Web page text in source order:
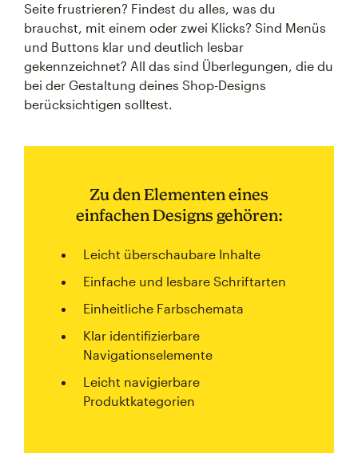
Seite frustrieren? Findest du alles, was du
brauchst, mit einem oder zwei Klicks? Sind Menüs
und Buttons klar und deutlich lesbar
gekennzeichnet? All das sind Überlegungen, die du
bei der Gestaltung deines Shop-Designs
berücksichtigen solltest.
Zu den Elementen eines
einfachen Designs gehören:
Leicht überschaubare Inhalte
Einfache und lesbare Schriftarten
Einheitliche Farbschemata
Klar identifizierbare
Navigationselemente
Leicht navigierbare
Produktkategorien